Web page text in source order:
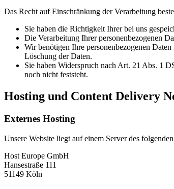
Das Recht auf Einschränkung der Verarbeitung
Sie haben die Richtigkeit Ihrer bei uns
Die Verarbeitung Ihrer personenbezogenen
Wir benötigen Ihre personenbezogenen
Löschung der Daten.
Sie haben Widerspruch nach Art. 21 Abs. 1
noch nicht feststeht.
Hosting und Content Delivery
Externes Hosting
Unsere Website liegt auf einem Server des
Host Europe GmbH
Hansestraße 111
51149 Köln